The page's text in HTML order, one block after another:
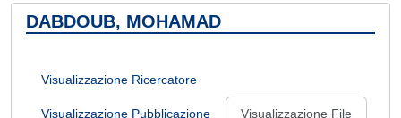
DABDOUB, MOHAMAD
Visualizzazione Ricercatore
Visualizzazione Pubblicazione Visualizzazione File